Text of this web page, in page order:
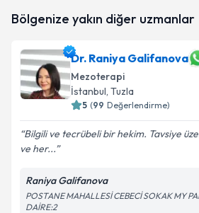
oluşturun. Size bu uzmandan
E-posta Adresiniz
Kişisel verilerimin
Bölgenize yakın diğer uzmanlar
Dr. Raniya Galifanova
Mezoterapi
İstanbul, Tuzla
5 (99 Değerlendirme)
Bilgili ve tecrübeli bir hekim. Tavsiye
ve her...
Raniya Galifanova
POSTANE MAHALLESİ CEBECİ SOKAK MY
DAİRE:2